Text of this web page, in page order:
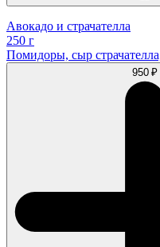
Авокадо и страчателла
250 г
Помидоры, сыр
950 ₽